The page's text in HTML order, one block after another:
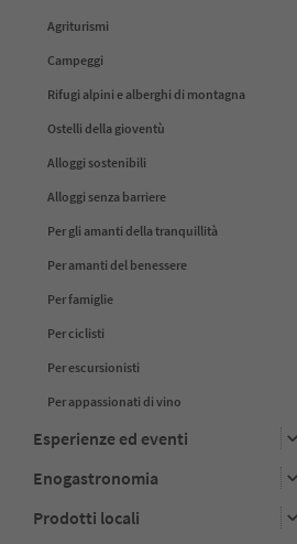
Agriturismi
Campeggi
Rifugi alpini e alberghi di montagna
Ostelli della gioventù
Alloggi sostenibili
Alloggi senza barriere
Per gli amanti della tranquillità
Per amanti del benessere
Per famiglie
Per ciclisti
Per escursionisti
Per appassionati di vino
Esperienze ed eventi
Enogastronomia
Prodotti locali